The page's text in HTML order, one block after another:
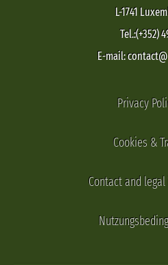
L-1741
Tel.:(+352)
E-mail:
Privacy
Cookies &
Contact and